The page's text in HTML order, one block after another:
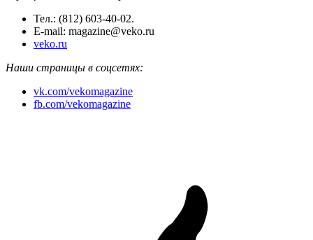
Тел.: (812) 603-40-02.
E-mail: magazine@veko.ru
veko.ru
Наши страницы в соцсетях:
vk.com/vekomagazine
fb.com/vekomagazine